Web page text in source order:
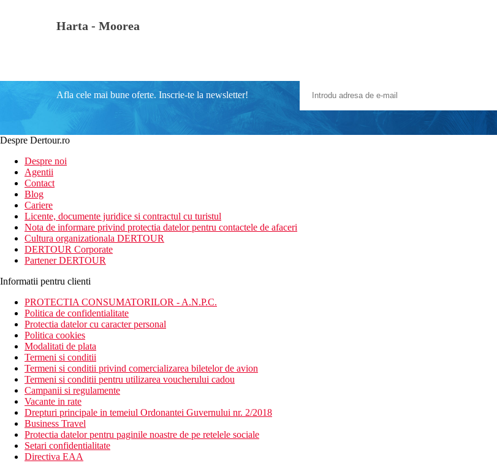
Harta - Moorea
Afla cele mai bune oferte. Inscrie-te la newsletter!
Despre Dertour.ro
Despre noi
Agentii
Contact
Blog
Cariere
Licente, documente juridice si contractul cu turistul
Nota de informare privind protectia datelor pentru contactele de afaceri
Cultura organizationala DERTOUR
DERTOUR Corporate
Partener DERTOUR
Informatii pentru clienti
PROTECTIA CONSUMATORILOR - A.N.P.C.
Politica de confidentialitate
Protectia datelor cu caracter personal
Politica cookies
Modalitati de plata
Termeni si conditii
Termeni si conditii privind comercializarea biletelor de avion
Termeni si conditii pentru utilizarea voucherului cadou
Campanii si regulamente
Vacante in rate
Drepturi principale in temeiul Ordonantei Guvernului nr. 2/2018
Business Travel
Protectia datelor pentru paginile noastre de pe retelele sociale
Setari confidentialitate
Directiva EAA